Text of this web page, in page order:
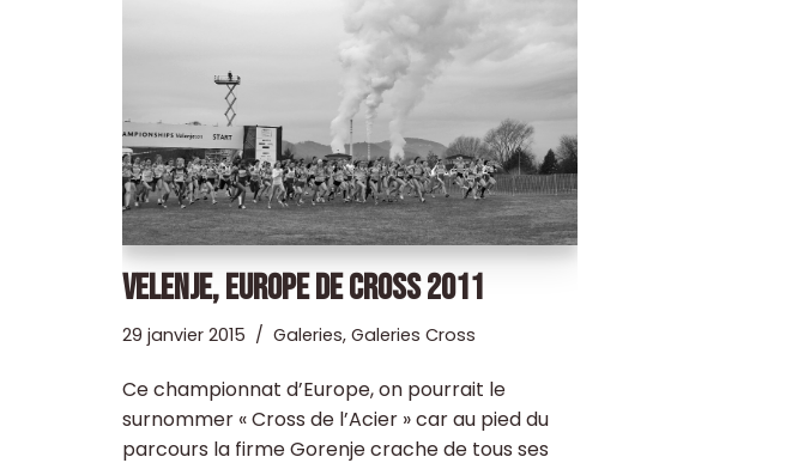
VELENJE, EUROPE DE CROSS 2011
29 janvier 2015 Galeries, Galeries Cross
Ce championnat d’Europe, on pourrait le
surnommer « Cross de l’Acier » car au pied du
parcours la firme Gorenje crache de tous ses